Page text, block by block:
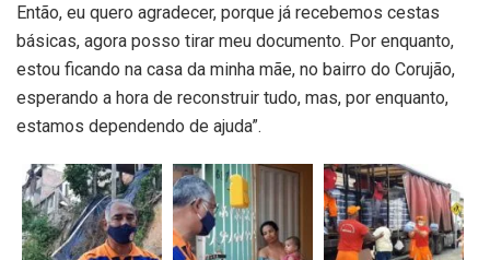
Então, eu quero agradecer, porque já recebemos cestas
básicas, agora posso tirar meu documento. Por enquanto,
estou ficando na casa da minha mãe, no bairro do Corujão,
esperando a hora de reconstruir tudo, mas, por enquanto,
estamos dependendo de ajuda”.